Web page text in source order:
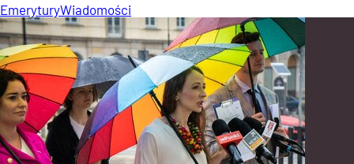
EmeryturyWiadomości